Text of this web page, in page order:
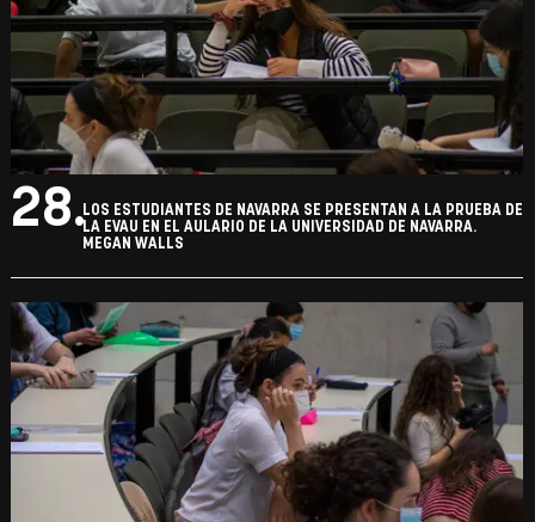
28.LOS ESTUDIANTES DE NAVARRA SE PRESENTAN A LA PRUEBA DE
LA EVAU EN EL AULARIO DE LA UNIVERSIDAD DE NAVARRA.
MEGAN WALLS